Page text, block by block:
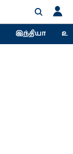
இந்தியா